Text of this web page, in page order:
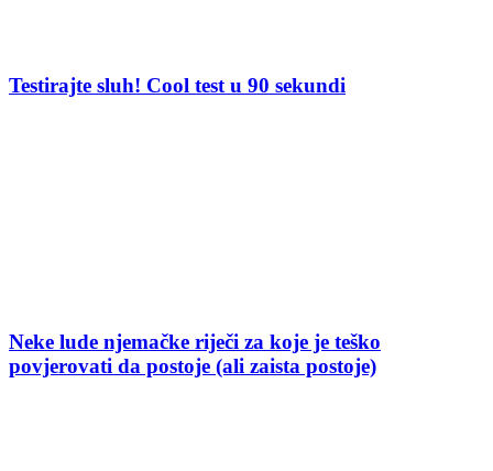
Testirajte sluh! Cool test u 90 sekundi
Neke lude njemačke riječi za koje je teško
povjerovati da postoje (ali zaista postoje)